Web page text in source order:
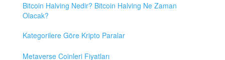
Bitcoin Halving Nedir? Bitcoin Halving Ne Zaman
Olacak?
Kategorilere Göre Kripto Paralar
Metaverse Coinleri Fiyatları